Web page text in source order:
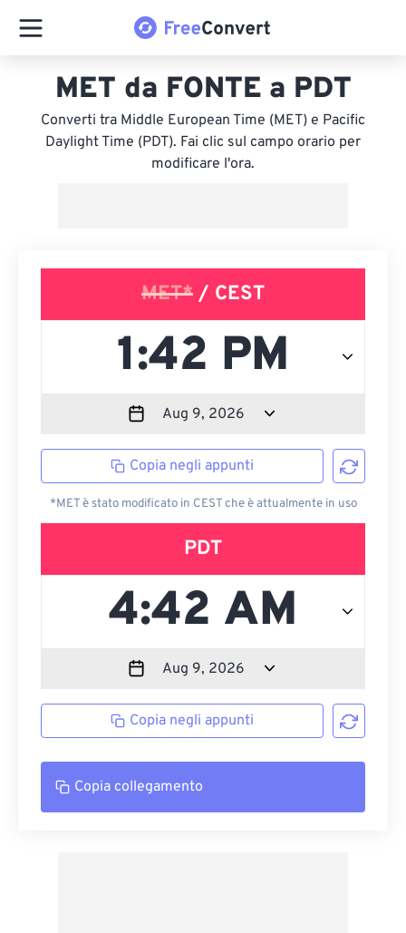
MET da FONTE a PDT
Converti tra Middle European Time (MET) e Pacific
Daylight Time (PDT). Fai clic sul campo orario per
modificare l'ora.
MET* / CEST
Copia negli appunti
*MET è stato modificato in CEST che è attualmente in uso
PDT
Copia negli appunti
Copia collegamento